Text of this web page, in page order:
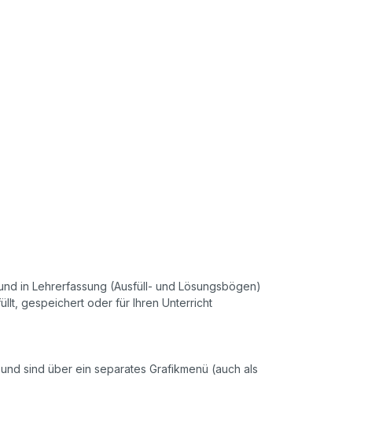
in Lehrerfassung (Ausfüll- und Lösungsbögen)
gespeichert oder für Ihren Unterricht
sind über ein separates Grafikmenü (auch als